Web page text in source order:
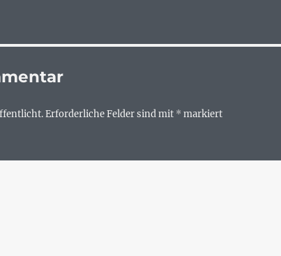
Erforderliche Felder sind mit * markiert